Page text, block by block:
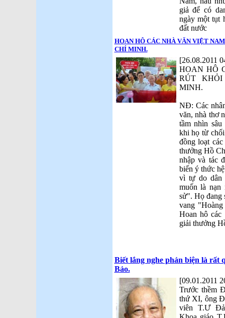
giả để có
ngày một tụt
đất nước
HOAN HÔ CÁC NHÀ VĂN VIỆT
CHÍ MINH.
[26.08.2011
HOAN HÔ
RÚT
MINH.
NĐ: Các
văn, nhà thơ
tầm nhìn
khi họ từ
đồng loạt
thưởng Hồ
nhập và tác
biến ý thức
vì tự do dân
muốn là nạn
sử". Họ đang
vang
Hoan hô
giải thưởng
Biết lắng nghe phản biện là rất
Bảo.
[09.01.2011
Trước thềm
thứ XI, ông
viên T.Ư